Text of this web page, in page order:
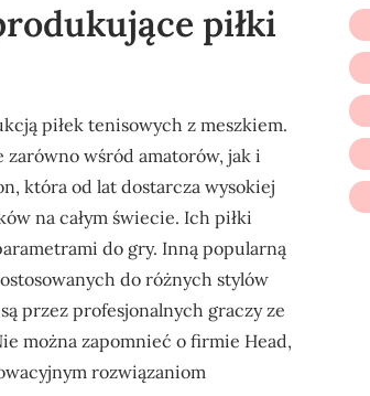
piłki
piłek tenisowych z meszkiem.
wśród amatorów, jak i
która od lat dostarcza wysokiej
na całym świecie. Ich piłki
do gry. Inną popularną
do różnych stylów
przez profesjonalnych graczy ze
można zapomnieć o firmie Head,
rozwiązaniom